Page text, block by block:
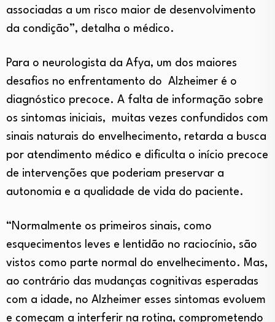
associadas a um risco maior de desenvolvimento
da condição”, detalha o médico.
Para o neurologista da Afya, um dos maiores
desafios no enfrentamento do Alzheimer é o
diagnóstico precoce. A falta de informação sobre
os sintomas iniciais, muitas vezes confundidos com
sinais naturais do envelhecimento, retarda a busca
por atendimento médico e dificulta o início precoce
de intervenções que poderiam preservar a
autonomia e a qualidade de vida do paciente.
“Normalmente os primeiros sinais, como
esquecimentos leves e lentidão no raciocínio, são
vistos como parte normal do envelhecimento. Mas,
ao contrário das mudanças cognitivas esperadas
com a idade, no Alzheimer esses sintomas evoluem
e começam a interferir na rotina, comprometendo